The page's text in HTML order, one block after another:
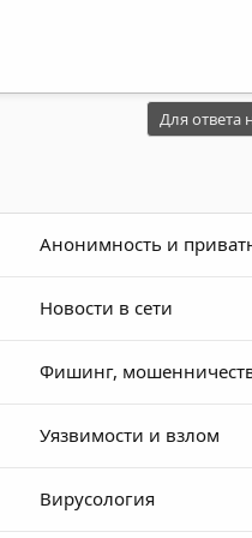
Для ответа
Анонимность и
Новости в сети
Фишинг,
Уязвимости и взлом
Вирусология